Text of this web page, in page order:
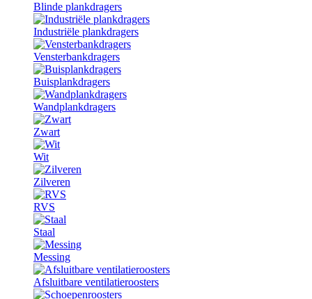
Blinde plankdragers
Industriële plankdragers
Vensterbankdragers
Buisplankdragers
Wandplankdragers
Zwart
Wit
Zilveren
RVS
Staal
Messing
Afsluitbare ventilatieroosters